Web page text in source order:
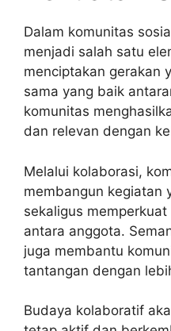
Dalam komunitas
menjadi salah satu
menciptakan gerakan
sama yang baik
komunitas
dan relevan dengan
Melalui kolaborasi,
membangun kegiatan
sekaligus
antara anggota.
juga membantu
tantangan dengan
Budaya kolaboratif